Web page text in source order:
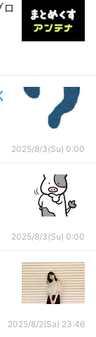
2025/8/3(Su) 0:00
2025/8/3(Su) 0:00
2025/8/2(Sa) 23:46